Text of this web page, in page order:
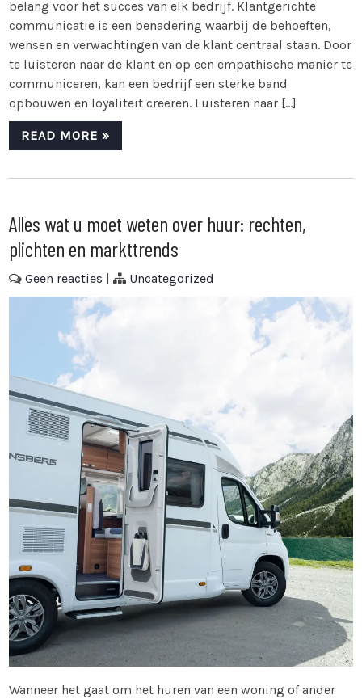
belang voor het succes van elk bedrijf. Klantgerichte
communicatie is een benadering waarbij de behoeften,
wensen en verwachtingen van de klant centraal staan. Door
te luisteren naar de klant en op een empathische manier te
communiceren, kan een bedrijf een sterke band
opbouwen en loyaliteit creëren. Luisteren naar […]
READ MORE »
Alles wat u moet weten over huur: rechten,
plichten en markttrends
Geen reacties | Uncategorized
Wanneer het gaat om het huren van een woning of ander